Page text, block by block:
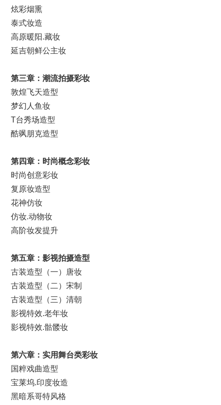
炫彩烟熏
泰式妆造
高原暖阳.藏妆
延吉朝鲜公主妆
第三章：潮流拍摄彩妆
敦煌飞天造型
梦幻人鱼妆
T台秀场造型
酷飒朋克造型
第四章：时尚概念彩妆
时尚创意彩妆
复原妆造型
花神仿妆
仿妆.动物妆
高阶妆发提升
第五章：影视拍摄造型
古装造型（一）唐妆
古装造型（二）宋制
古装造型（三）清朝
影视特效.老年妆
影视特效.骷髅妆
第六章：实用舞台类彩妆
国粹戏曲造型
宝莱坞.印度妆造
黑暗系哥特风格